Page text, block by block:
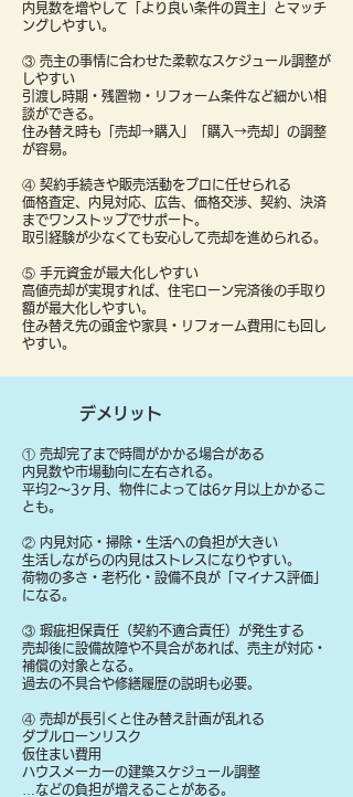
内見数を増やして「より良い条件の買主」とマッチ
ングしやすい。
③ 売主の事情に合わせた柔軟なスケジュール調整が
しやすい
引渡し時期・残置物・リフォーム条件など細かい相
談ができる。
住み替え時も「売却→購入」「購入→売却」の調整
が容易。
④ 契約手続きや販売活動をプロに任せられる
価格査定、内見対応、広告、価格交渉、契約、決済
までワンストップでサポート。
取引経験が少なくても安心して売却を進められる。
⑤ 手元資金が最大化しやすい
高値売却が実現すれば、住宅ローン完済後の手取り
額が最大化しやすい。
住み替え先の頭金や家具・リフォーム費用にも回し
やすい。
デメリット
① 売却完了まで時間がかかる場合がある
内見数や市場動向に左右される。
平均2〜3ヶ月、物件によっては6ヶ月以上かかるこ
とも。
② 内見対応・掃除・生活への負担が大きい
生活しながらの内見はストレスになりやすい。
荷物の多さ・老朽化・設備不良が「マイナス評価」
になる。
③ 瑕疵担保責任（契約不適合責任）が発生する
売却後に設備故障や不具合があれば、売主が対応・
補償の対象となる。
過去の不具合や修繕履歴の説明も必要。
④ 売却が長引くと住み替え計画が乱れる
ダブルローンリスク
仮住まい費用
ハウスメーカーの建築スケジュール調整
…などの負担が増えることがある。